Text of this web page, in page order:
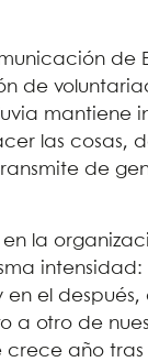
de
de
mantiene
las cosas,
de
la
el
a otro de
crece año